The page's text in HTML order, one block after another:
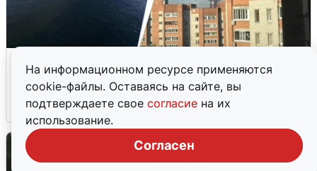
На информационном ресурсе применяются
cookie-файлы. Оставаясь на сайте, вы
подтверждаете свое согласие на их
использование.
Согласен
попадания и последствия
6 августа 0